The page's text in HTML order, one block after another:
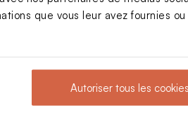
que vous leur avez fournies ou
Autoriser tous les cookies